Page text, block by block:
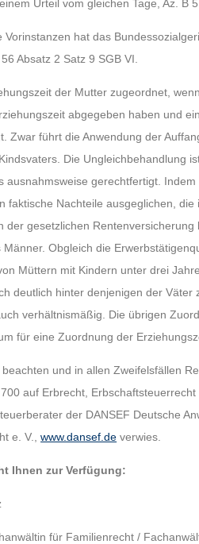
Urteil vom gleichen Tage, Az. B 5
Vorinstanzen hat das
Absatz 2 Satz 9 SGB VI.
der Mutter zugeordnet,
abgegeben haben und
Zwar führt die Anwendung der
Die Ungleichbehandlung
ausnahmsweise gerechtfertigt.
faktische Nachteile ausgeglichen,
der gesetzlichen
Obgleich die
Müttern mit Kindern unter drei
deutlich hinter denjenigen der
verhältnismäßig. Die übrigen
für eine Zuordnung der
und in allen Zweifelsfällen
auf Erbrecht,
der DANSEF Deutsche
e. V.,www.dansef.de verwies.
Ihnen zur Verfügung:
für Familienrecht /